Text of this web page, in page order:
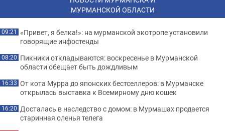
МУРМАНСКОЙ ОБЛАСТИ
09:21 «Привет, я белка!»: на мурманской экотропе установили
говорящие инфостенды
08:20 Пикники откладываются: воскресенье в Мурманской
области обещает быть дождливым
16:33 От кота Мурра до японских бестселлеров: в Мурманске
открылась выставка к Всемирному дню кошек
16:20 Досталась в наследство с домом: в Мурмашах продается
старинная оленья телега